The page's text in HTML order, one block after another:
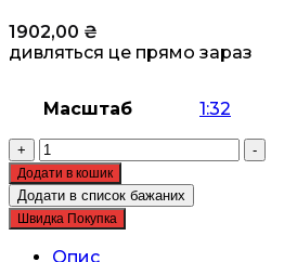
1902,00 ₴
дивляться це прямо зараз
Масштаб 1:32
+
Збірна
модель
ICM
-
I-
16
-
Додати в кошик
Додати в список бажаних
Швидка Покупка
Опис